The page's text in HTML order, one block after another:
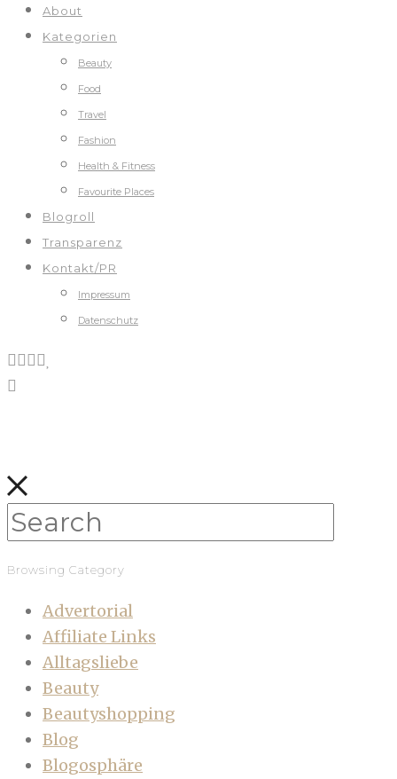
About
Kategorien
Beauty
Food
Travel
Fashion
Health & Fitness
Favourite Places
Blogroll
Transparenz
Kontakt/PR
Impressum
Datenschutz
Browsing Category
Advertorial
Affiliate Links
Alltagsliebe
Beauty
Beautyshopping
Blog
Blogosphäre